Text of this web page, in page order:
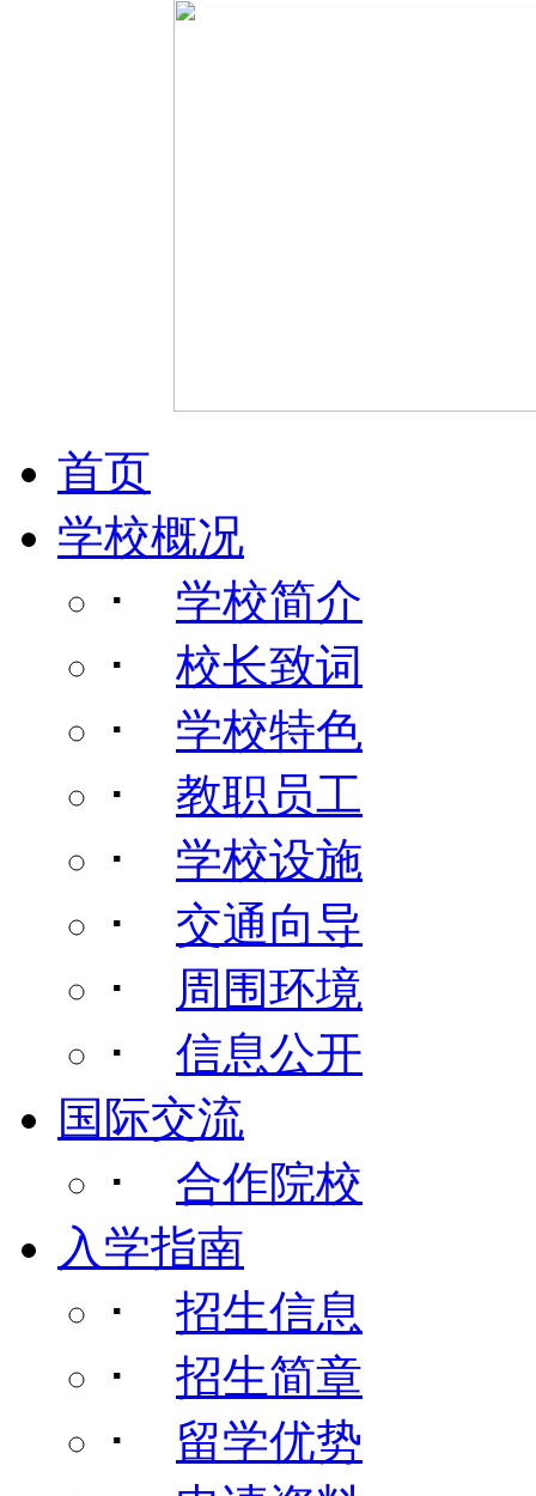
首页
学校概况
･ 学校简介
･ 校长致词
･ 学校特色
･ 教职员工
･ 学校设施
･ 交通向导
･ 周围环境
･ 信息公开
国际交流
･ 合作院校
入学指南
･ 招生信息
･ 招生简章
･ 留学优势